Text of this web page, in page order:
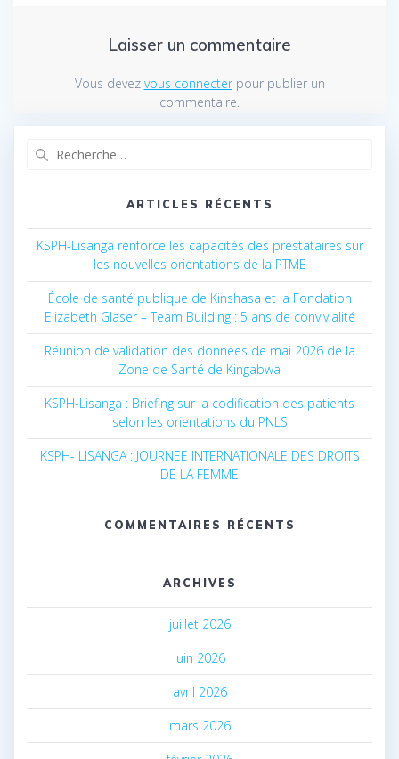
Laisser un commentaire
Vous devez vous connecterpour publier un
commentaire.
ARTICLES RÉCENTS
KSPH-Lisanga renforce les capacités des prestataires sur
les nouvelles orientations de la PTME
École de santé publique de Kinshasa et la Fondation
Elizabeth Glaser – Team Building : 5 ans de convivialité
Réunion de validation des données de mai 2026 de la
Zone de Santé de Kingabwa
KSPH-Lisanga : Briefing sur la codification des patients
selon les orientations du PNLS
KSPH- LISANGA : JOURNEE INTERNATIONALE DES DROITS
DE LA FEMME
COMMENTAIRES RÉCENTS
ARCHIVES
juillet 2026
juin 2026
avril 2026
mars 2026